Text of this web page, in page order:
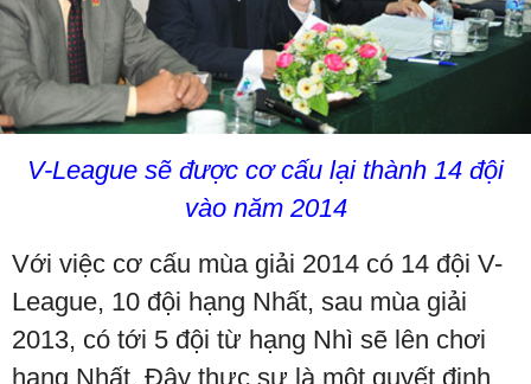
V-League sẽ được cơ cấu lại thành 14 đội
vào năm 2014
Với việc cơ cấu mùa giải 2014 có 14 đội V-
League, 10 đội hạng Nhất, sau mùa giải
2013, có tới 5 đội từ hạng Nhì sẽ lên chơi
hạng Nhất. Đây thực sự là một quyết định